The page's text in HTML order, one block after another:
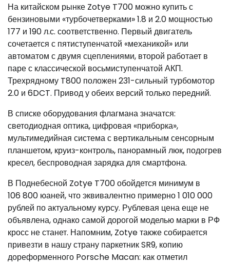
На китайском рынке Zotye T700 можно купить с
бензиновыми «турбочетверками» 1.8 и 2.0 мощностью
177 и 190 л.с. соответственно. Первый двигатель
сочетается с пятиступенчатой «механикой» или
автоматом с двумя сцеплениями, второй работает в
паре с классической восьмиступенчатой АКП.
Трехрядному T800 положен 231-сильный турбомотор
2.0 и 6DCT. Привод у обеих версий только передний.
В списке оборудования флагмана значатся:
светодиодная оптика, цифровая «приборка»,
мультимедийная система с вертикальным сенсорным
планшетом, круиз-контроль, панорамный люк, подогрев
кресел, беспроводная зарядка для смартфона.
В Поднебесной Zotye T700 обойдется минимум в
106 800 юаней, что эквивалентно примерно 1 010 000
рублей по актуальному курсу. Рублевая цена еще не
объявлена, однако самой дорогой моделью марки в РФ
кросс не станет. Напомним, Zotye также собирается
привезти в нашу страну паркетник SR9, копию
дореформенного Porsche Macan: как отметил